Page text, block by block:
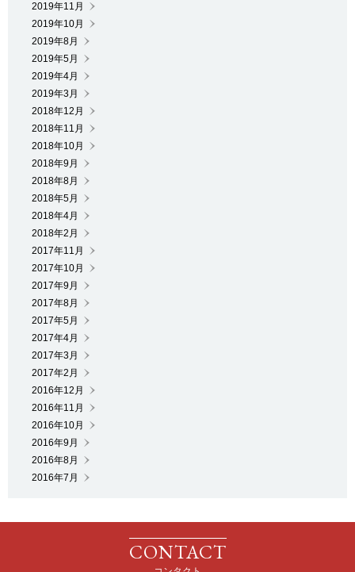
2019年11月
2019年10月
2019年8月
2019年5月
2019年4月
2019年3月
2018年12月
2018年11月
2018年10月
2018年9月
2018年8月
2018年5月
2018年4月
2018年2月
2017年11月
2017年10月
2017年9月
2017年8月
2017年5月
2017年4月
2017年3月
2017年2月
2016年12月
2016年11月
2016年10月
2016年9月
2016年8月
2016年7月